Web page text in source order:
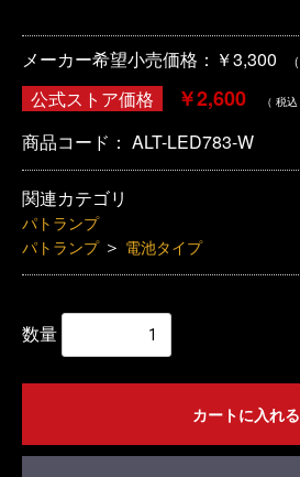
メーカー希望小売価格：￥3,300
公式ストア価格 ￥2,600 （ 税
商品コード： ALT-LED783-W
関連カテゴリ
パトランプ
パトランプ ＞ 電池タイプ
数量
カートに入れる